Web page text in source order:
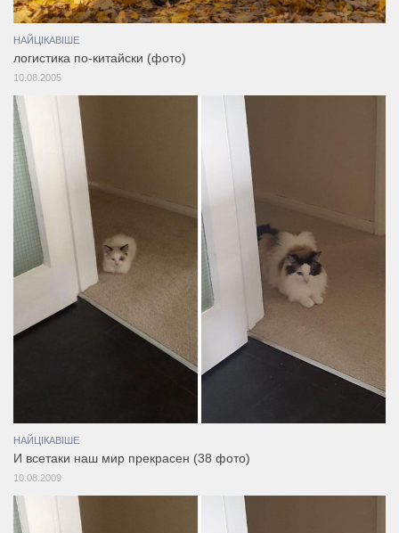
НАЙЦІКАВІШЕ
логистика по-китайски (фото)
10.08.2005
НАЙЦІКАВІШЕ
И всетаки наш мир прекрасен (38 фото)
10.08.2009